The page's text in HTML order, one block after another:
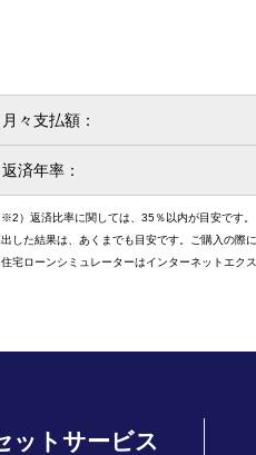
月々支払額：
返済年率：
※2）返済比率に関しては、35％以内が目安です。
した結果は、あくまでも目安です。ご購入の際
宅ローンシミュレーターはインターネットエク
ットサービス